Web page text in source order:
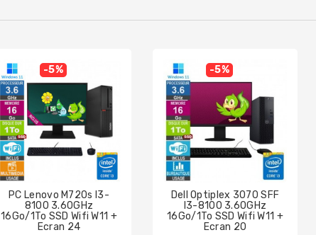
-5%
PC Lenovo M720s I3-
8100 3.60GHz
16Go/1To SSD Wifi W11 +
Ecran 24
-5%
Dell Optiplex 3070 SFF
I3-8100 3.60GHz
16Go/1To SSD Wifi W11 +
Ecran 20